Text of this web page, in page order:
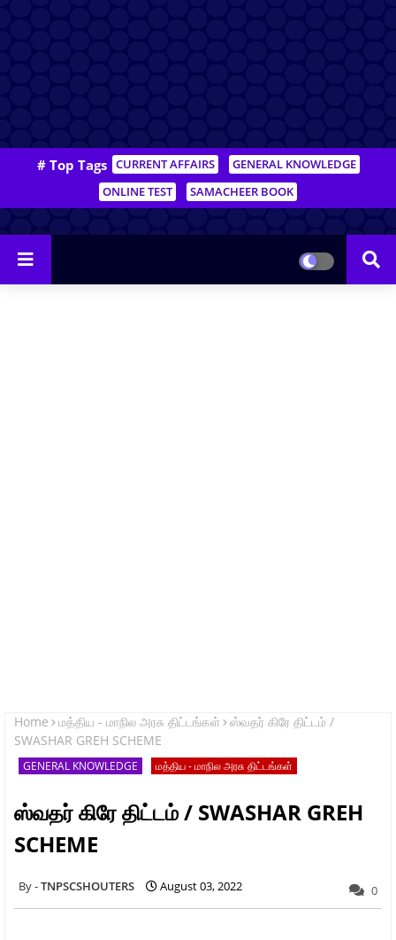
# Top Tags CURRENT AFFAIRS
GENERAL KNOWLEDGE
ONLINE TEST
SAMACHEER BOOK
Home மத்திய - மாநில அரசு திட்டங்கள் ஸ்வதர் கிரே திட்டம் /
SWASHAR GREH SCHEME
GENERAL KNOWLEDGE மத்திய - மாநில அரசு திட்டங்கள்
ஸ்வதர் கிரே திட்டம் / SWASHAR GREH
SCHEME
TNPSCSHOUTERS August 03, 2022 0